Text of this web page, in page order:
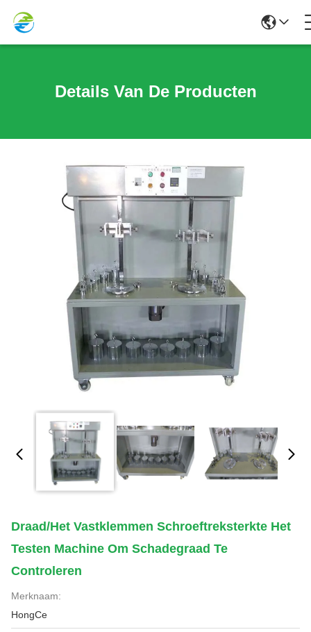
Details Van De Producten
Draad/het Vastklemmen Schroeftreksterkte Het
Testen Machine Om Schadegraad Te
Controleren
Merknaam:
HongCe